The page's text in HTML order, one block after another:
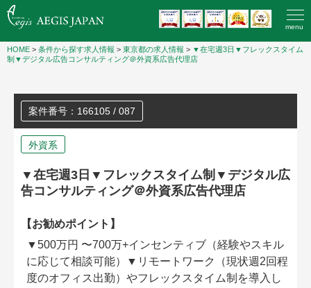
menu
HOME > 条件から探す求人情報 > 東京都の求人情報 > ▼在宅週3日▼フレックスタイム
制▼デジタル広告コンサルティング＠外資系広告代理店
案件番号：166105 / 087
外資系
▼在宅週3日▼フレックスタイム制▼デジタル広
告コンサルティング＠外資系広告代理店
【お勧めポイント】
▼500万円 〜700万+インセンティブ（経験やスキル
に応じて相談可能）▼リモートワーク（現状週2回程
度のオフィス出勤）やフレックスタイム制を導入し